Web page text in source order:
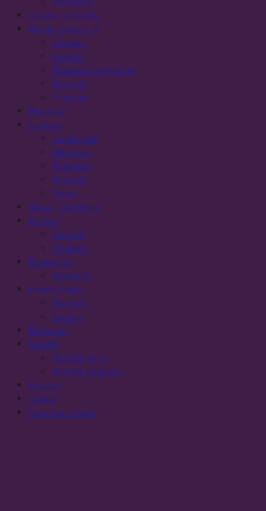
Gulere si esarfe
Haine pentru el
Camasi
Jachete
Papioane si butoni
Sacouri
Tricouri
Hanorac
Jachete
Cardigane
Hanorac
Paltoane
Sacouri
Veste
Masca protectie
Palarii
Caciuli
Voalete
Pantaloni
Salopete
Pentru copii
Hainute
Jucarii
Reduceri
Rochii
Rochii de zi
Rochii elegante
Rucsac
Tenisi
Voucher cadou